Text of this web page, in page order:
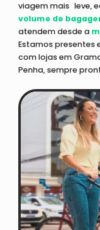
viagem mais leve,
volume de
atendem desde a
Estamos
com lojas em
Penha, sempre